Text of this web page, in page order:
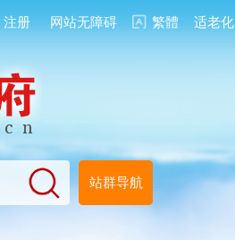
注册 网站无障碍 繁體 适老化
站群导航